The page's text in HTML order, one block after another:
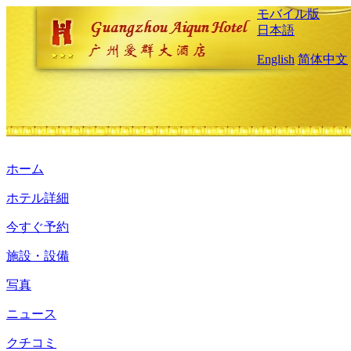
モバイル版
日本語
English 简体中文
ホーム
ホテル詳細
今すぐ予約
施設・設備
写真
ニュース
クチコミ